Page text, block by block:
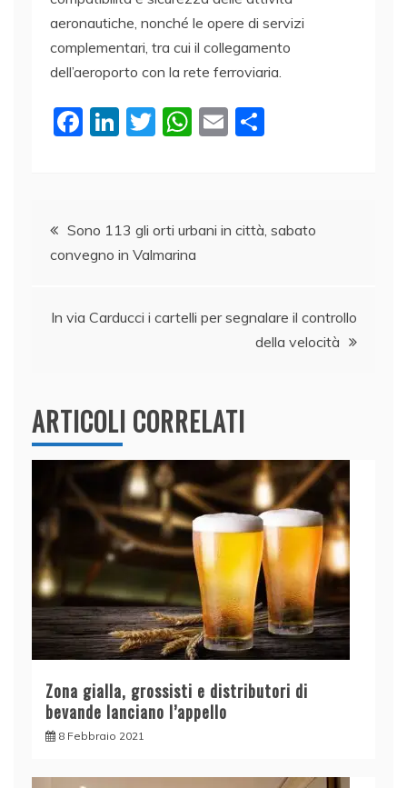
aeronautiche, nonché le opere di servizi
complementari, tra cui il collegamento
dell’aeroporto con la rete ferroviaria.
F
b
o
k
Li
dI
n
T
W
A
p
E
vi
Navigazione
articoli
Sono 113 gli orti urbani in città, sabato
convegno in Valmarina
In via Carducci i cartelli per segnalare il controllo
della velocità
ARTICOLI CORRELATI
Zona gialla, grossisti e distributori di
bevande lanciano l’appello
8 Febbraio 2021